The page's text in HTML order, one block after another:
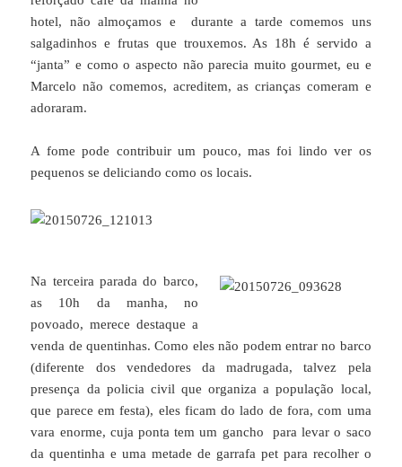
hotel, não almoçamos e durante a tarde comemos uns
salgadinhos e frutas que trouxemos. As 18h é servido a
“janta” e como o aspecto não parecia muito gourmet, eu e
Marcelo não comemos, acreditem, as crianças comeram e
adoraram.
A fome pode contribuir um pouco, mas foi lindo ver os
pequenos se deliciando como os locais.
Na terceira parada do barco,
as 10h da manha, no
povoado, merece destaque a
venda de quentinhas. Como eles não podem entrar no barco
(diferente dos vendedores da madrugada, talvez pela
presença da policia civil que organiza a população local,
que parece em festa), eles ficam do lado de fora, com uma
vara enorme, cuja ponta tem um gancho para levar o saco
da quentinha e uma metade de garrafa pet para recolher o